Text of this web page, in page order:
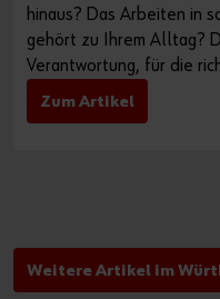
hinaus? Das Arbeiten in
gehört zu Ihrem Alltag?
Verantwortung, für die
Zum Artikel
Weitere Artikel im